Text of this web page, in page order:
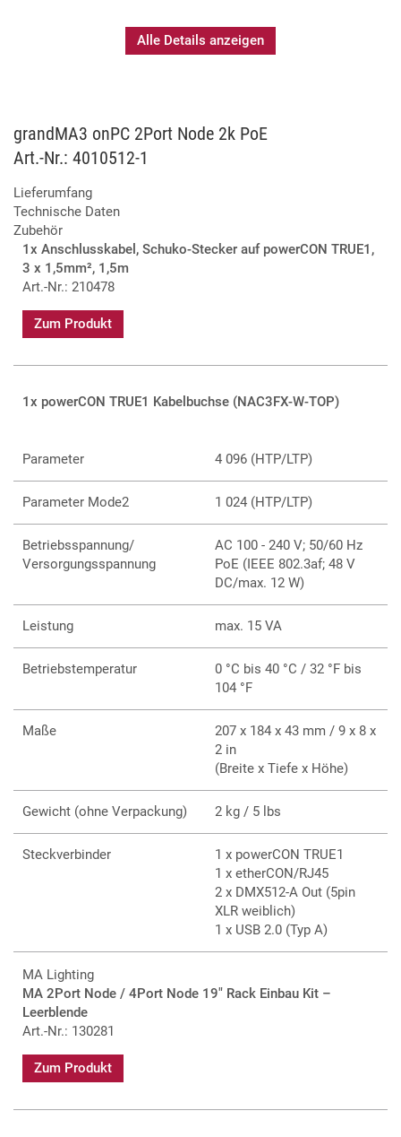
Verbindung ausgestattet, die eine zuverlässige und stabile
Umwandlung von Ethernet zu DMX (und umgekehrt) garantiert.
alternative Befestigungsmethoden und kundenspezifische
Anpassungen.
für die grandMA3 onPC Software. Um ein kompaktes und
kosteneffizientes Steuerungssystem einzurichten, lädst Du
einfach die grandMA3 onPC Software herunter, schließt den
Node an und schon kannst Du Deine Fixtures steuern. Da die
grandMA3 onPC Software die gleichen Funktionen wie die
größeren Pulte von MA Lighting bietet, musst Du bei den
Funktionen für Deine Show keine Kompromisse eingehen.
Nodes sind von jeder grandMA3 Konsole oder onPC Station
MA-Net2, sACN und Art-Net Daten zu verarbeiten. Sie sind
schnellen Statusüberblick.
Alle Details anzeigen
grandMA3 onPC 2Port Node 2k PoE
Art.-Nr.: 4010512-1
Lieferumfang
Technische Daten
Zubehör
1x Anschlusskabel, Schuko-Stecker auf powerCON TRUE1,
3 x 1,5mm², 1,5m
Art.-Nr.: 210478
Zum Produkt
1x powerCON TRUE1 Kabelbuchse (NAC3FX-W-TOP)
Parameter 4 096 (HTP/LTP)
Parameter Mode2 1 024 (HTP/LTP)
Betriebsspannung/
Versorgungsspannung
AC 100 - 240 V; 50/60 Hz
PoE (IEEE 802.3af; 48 V
DC/max. 12 W)
Leistung max. 15 VA
Betriebstemperatur
0 °C bis 40 °C / 32 °F bis
104 °F
Maße
207 x 184 x 43 mm / 9 x 8 x
2 in
(Breite x Tiefe x Höhe)
Gewicht (ohne Verpackung) 2 kg / 5 lbs
Steckverbinder
1 x powerCON TRUE1
1 x etherCON/RJ45
2 x DMX512-A Out (5pin
XLR weiblich)
1 x USB 2.0 (Typ A)
MA Lighting
MA 2Port Node / 4Port Node 19" Rack Einbau Kit –
Leerblende
Art.-Nr.: 130281
Zum Produkt